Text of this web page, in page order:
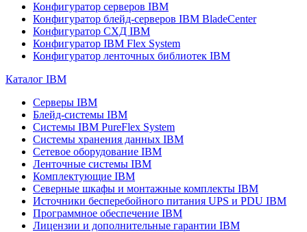
Конфигуратор серверов IBM
Конфигуратор блейд-серверов IBM BladeCenter
Конфигуратор СХД IBM
Конфигуратор IBM Flex System
Конфигуратор ленточных библиотек IBM
Каталог IBM
Серверы IBM
Блейд-системы IBM
Системы IBM PureFlex System
Системы хранения данных IBM
Сетевое оборудование IBM
Ленточные системы IBM
Комплектующие IBM
Северные шкафы и монтажные комплекты IBM
Источники бесперебойного питания UPS и PDU IBM
Программное обеспечение IBM
Лицензии и дополнительные гарантии IBM